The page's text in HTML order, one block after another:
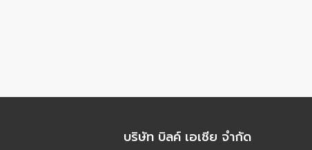
บริษัท บิลค์ เอเชีย จำกัด